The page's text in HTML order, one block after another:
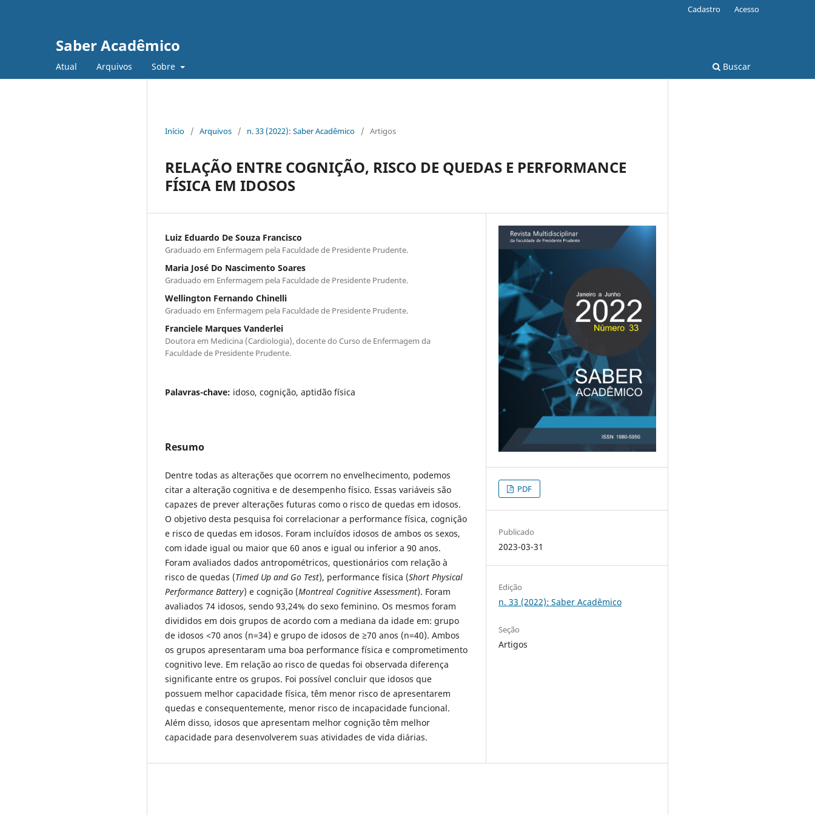
Saber Acadêmico
Atual Arquivos Sobre Buscar
Cadastro Acesso
Início / Arquivos / n. 33 (2022): Saber Acadêmico / Artigos
RELAÇÃO ENTRE COGNIÇÃO, RISCO DE QUEDAS E PERFORMANCE
FÍSICA EM IDOSOS
Luiz Eduardo De Souza Francisco
Graduado em Enfermagem pela Faculdade de Presidente Prudente.
Maria José Do Nascimento Soares
Graduado em Enfermagem pela Faculdade de Presidente Prudente.
Wellington Fernando Chinelli
Graduado em Enfermagem pela Faculdade de Presidente Prudente.
Franciele Marques Vanderlei
Doutora em Medicina (Cardiologia), docente do Curso de Enfermagem da
Faculdade de Presidente Prudente.
Palavras-chave: idoso, cognição, aptidão física
Resumo
Dentre todas as alterações que ocorrem no envelhecimento, podemos
citar a alteração cognitiva e de desempenho físico. Essas variáveis são
capazes de prever alterações futuras como o risco de quedas em idosos.
O objetivo desta pesquisa foi correlacionar a performance física, cognição
e risco de quedas em idosos. Foram incluídos idosos de ambos os sexos,
com idade igual ou maior que 60 anos e igual ou inferior a 90 anos.
Foram avaliados dados antropométricos, questionários com relação à
risco de quedas (Timed Up and Go Test), performance física (Short Physical
Performance Battery) e cognição (Montreal Cognitive Assessment). Foram
avaliados 74 idosos, sendo 93,24% do sexo feminino. Os mesmos foram
divididos em dois grupos de acordo com a mediana da idade em: grupo
de idosos <70 anos (n=34) e grupo de idosos de ≥70 anos (n=40). Ambos
os grupos apresentaram uma boa performance física e comprometimento
cognitivo leve. Em relação ao risco de quedas foi observada diferença
significante entre os grupos. Foi possível concluir que idosos que
possuem melhor capacidade física, têm menor risco de apresentarem
quedas e consequentemente, menor risco de incapacidade funcional.
Além disso, idosos que apresentam melhor cognição têm melhor
capacidade para desenvolverem suas atividades de vida diárias.
PDF
Publicado
2023-03-31
Edição
n. 33 (2022): Saber Acadêmico
Seção
Artigos